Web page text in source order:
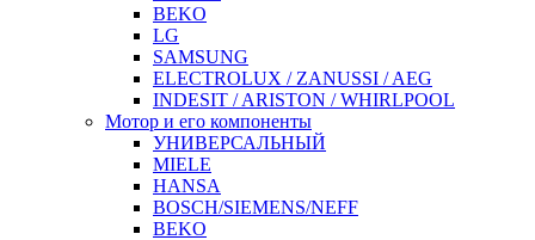
BEKO
LG
SAMSUNG
ELECTROLUX / ZANUSSI / AEG
INDESIT / ARISTON / WHIRLPOOL
Мотор и его компоненты
УНИВЕРСАЛЬНЫЙ
MIELE
HANSA
BOSCH/SIEMENS/NEFF
BEKO